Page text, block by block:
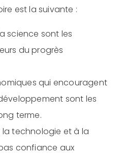
est la suivante :
science sont les
du progrès
qui encouragent
sont les
terme.
technologie et à la
confiance aux